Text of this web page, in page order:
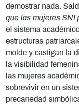
demostrar nada.
que las mujeres SNI
el sistema
estructuras
molde y castigan la
la visibilidad
las mujeres
sobrevivir en un
precariedad